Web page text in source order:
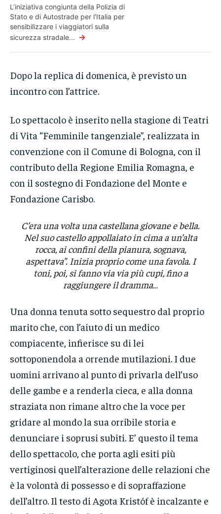
L’iniziativa congiunta della Polizia di
Stato e di Autostrade per l'Italia per
sensibilizzare i viaggiatori sulla
sicurezza stradale... →
Dopo la replica di domenica, è previsto un
incontro con l’attrice.
Lo spettacolo è inserito nella stagione di Teatri
di Vita “Femminile tangenziale”, realizzata in
convenzione con il Comune di Bologna, con il
contributo della Regione Emilia Romagna, e
con il sostegno di Fondazione del Monte e
Fondazione Carisbo.
C’era una volta una castellana giovane e bella.
Nel suo castello appollaiato in cima a un’alta
rocca, ai confini della pianura, sognava,
aspettava”. Inizia proprio come una favola. I
toni, poi, si fanno via via più cupi, fino a
raggiungere il dramma…
Una donna tenuta sotto sequestro dal proprio
marito che, con l’aiuto di un medico
compiacente, infierisce su di lei
sottoponendola a orrende mutilazioni. I due
uomini arrivano al punto di privarla dell’uso
delle gambe e a renderla cieca, e alla donna
straziata non rimane altro che la voce per
gridare al mondo la sua orribile storia e
denunciare i soprusi subiti. E’ questo il tema
dello spettacolo, che porta agli esiti più
vertiginosi quell’alterazione delle relazioni che
è la volontà di possesso e di sopraffazione
dell’altro. Il testo di Agota Kristóf è incalzante e